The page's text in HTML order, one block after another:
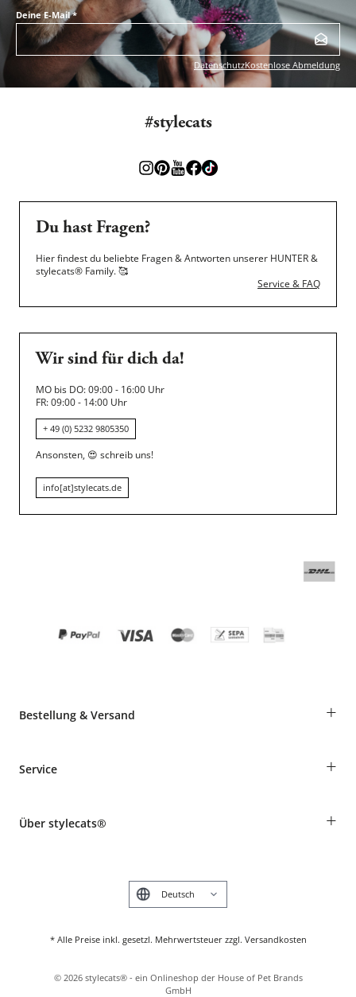
Deine E-Mail*
DatenschutzKostenlose Abmeldung
#stylecats
Du hast Fragen?
Hier findest du beliebte Fragen & Antworten unserer HUNTER &
stylecats® Family.🥰
Service & FAQ
Wir sind für dich da!
MO bis DO: 09:00 - 16:00 Uhr
FR: 09:00 - 14:00 Uhr
+ 49 (0) 5232 9805350
Ansonsten, 😍 schreib uns!
info[at]stylecats.de
Bestellung & Versand +
Informationen zur Lieferung
Produkte reklamieren und zurücksenden
Service +
Tierkrankenversicherung
Über stylecats® +
* Alle Preise inkl. gesetzl. Mehrwertsteuer zzgl. Versandkosten
English
© 2026 stylecats® - ein Onlineshop der House of Pet Brands
GmbH